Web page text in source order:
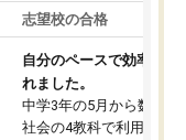
志望校の合格
自分のペースで効率よく
れました。
中学3年の5月から数学・
社会の4教科で利用し、